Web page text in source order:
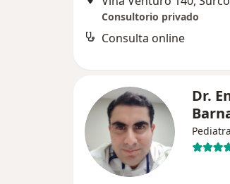
Consultorio privado
Consulta online
Dr.
Pediatra